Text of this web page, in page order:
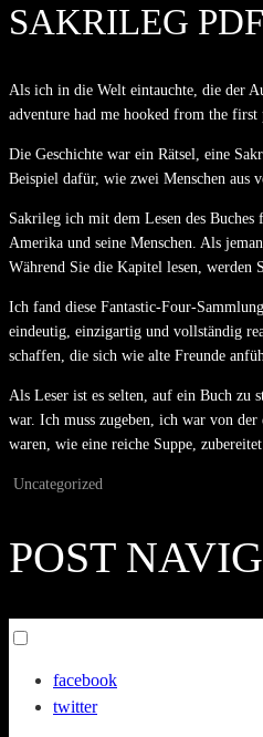
SAKRILEG PDF
Als ich in die Welt eintauchte, die der
adventure had me hooked from the
Die Geschichte war ein Rätsel, eine
Beispiel dafür, wie zwei Menschen aus
Sakrileg ich mit dem Lesen des
Amerika und seine Menschen. Als
Während Sie die Kapitel lesen, werden
Ich fand diese Fantastic-Four-
eindeutig, einzigartig und vollständig
schaffen, die sich wie alte Freunde
Als Leser ist es selten, auf ein Buch zu
war. Ich muss zugeben, ich war von
waren, wie eine reiche Suppe,
Uncategorized
POST
menu
visibility.
facebook
twitter